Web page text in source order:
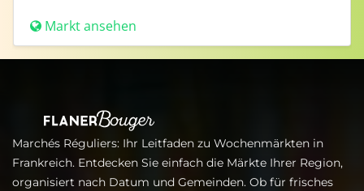
Markt ansehen
Marchés Réguliers: Ihr Leitfaden zu Wochenmärkten in
Frankreich. Entdecken Sie einfach die Märkte Ihrer Region,
organisiert nach Datum und Gemeinden. Ob für frisches